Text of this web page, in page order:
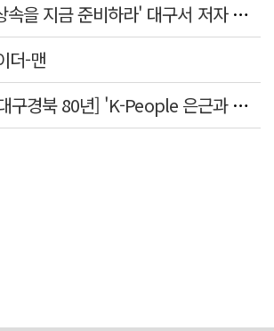
나철호 회계사 '상속을 지금 준비하라' 대구서 저자 직강
더-맨
[매일신문 80년 대구경북 80년] 'K-People 은근과 끈기의 위대한 한국인' 사진전 둘러보기 <하>